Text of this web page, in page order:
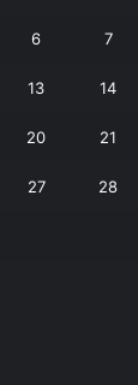
6 7
13 14
20 21
27 28